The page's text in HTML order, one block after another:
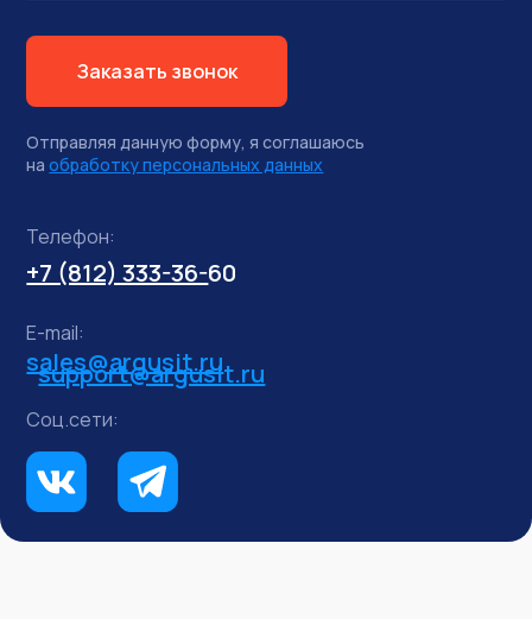
Заказать звонок
+7 (812) 333-36-60
Телефон:
E-mail:
Соц.сети:
support@argusit.ru
sales@argusit.ru
Отправляя данную форму, я соглашаюсь
на обработку персональных данных